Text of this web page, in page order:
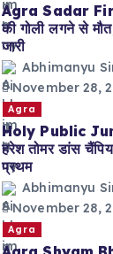
Agra Sadar
की गोली लगने से
जारी
Abhimanyu
November 28,
Agra
Holy Public
हरेश तोमर डांस
प्रथम
Abhimanyu
November 28,
Agra